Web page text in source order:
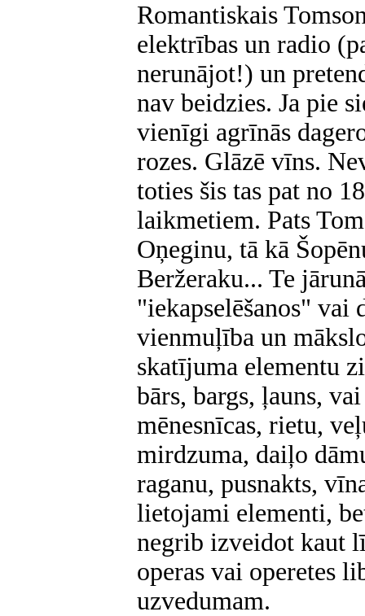
Romantiskais
elektrības un radio
nerunājot!) un
nav beidzies. Ja pie
vienīgi agrīnās
rozes. Glāzē vīns.
toties šis tas pat no
laikmetiem. Pats
Oņeginu, tā kā
Beržeraku... Te
"iekapselēšanos" vai
vienmuļība un
skatījuma elementu
bārs, bargs, ļauns,
mēnesnīcas, rietu,
mirdzuma, daiļo
raganu, pusnakts,
lietojami elementi,
negrib izveidot kaut
operas vai operetes
uzvedumam.